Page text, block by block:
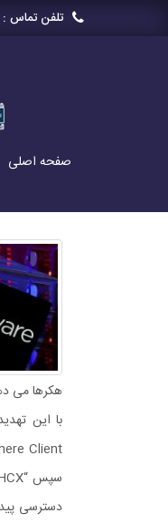
تلفن تماس :
صفحه اصلی